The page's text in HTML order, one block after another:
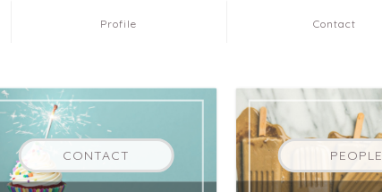
Profile Contact
CONTACT PEOPLE